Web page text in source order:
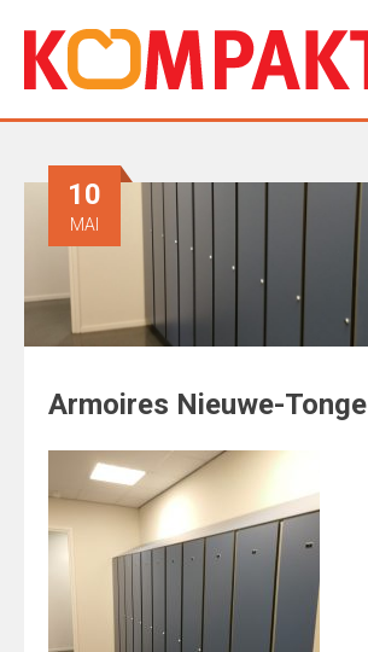
10
MAI
Armoires Nieuwe-Tonge